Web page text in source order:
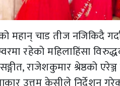
महान् चाड तीज नजिकिदै
रहेको महिलाहिंसा
राजेशकुमार श्रेष्ठको